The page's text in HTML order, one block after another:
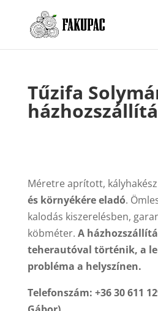
Tűzifa
Méretre aprított, kályhakész
és környékére eladó.
kalodás kiszerelésben,
köbméter. A
teherautóval történik, a
probléma a helyszínen.
Telefonszám: +36 30 611